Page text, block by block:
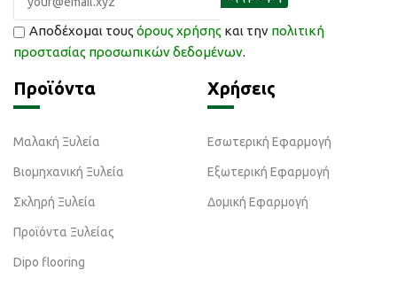
Αποδέχομαι τους όρους χρήσης και την πολιτική
προστασίας προσωπικών δεδομένων.
Προϊόντα
Μαλακή Ξυλεία
Βιομηχανική Ξυλεία
Σκληρή Ξυλεία
Προϊόντα Ξυλείας
Dipo flooring
Χρήσεις
Εσωτερική Εφαρμογή
Εξωτερική Εφαρμογή
Δομική Εφαρμογή